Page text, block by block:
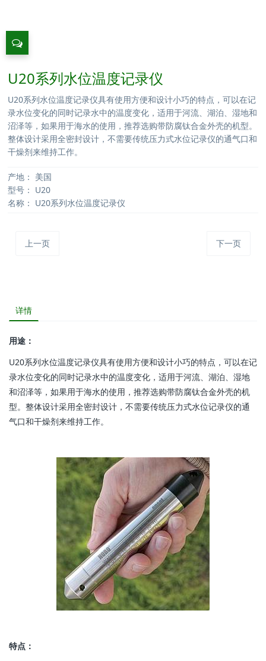
U20系列水位温度记录仪
U20系列水位温度记录仪具有使用方便和设计小巧的特点，可以在记
录水位变化的同时记录水中的温度变化，适用于河流、湖泊、湿地和
沼泽等，如果用于海水的使用，推荐选购带防腐钛合金外壳的机型。
整体设计采用全密封设计，不需要传统压力式水位记录仪的通气口和
干燥剂来维持工作。
产地： 美国
型号： U20
名称： U20系列水位温度记录仪
上一页 下一页
详情
用途：
U20系列水位温度记录仪具有使用方便和设计小巧的特点，可以在记
录水位变化的同时记录水中的温度变化，适用于河流、湖泊、湿地
和沼泽等，如果用于海水的使用，推荐选购带防腐钛合金外壳的机
型。整体设计采用全密封设计，不需要传统压力式水位记录仪的通
气口和干燥剂来维持工作。
特点：